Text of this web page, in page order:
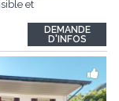
et
naturelle
...
DEMANDE
D'INFOS